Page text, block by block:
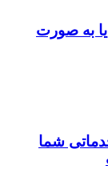
به صورت
شما